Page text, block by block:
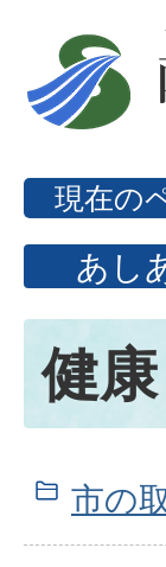
現在の
あし
健
市の